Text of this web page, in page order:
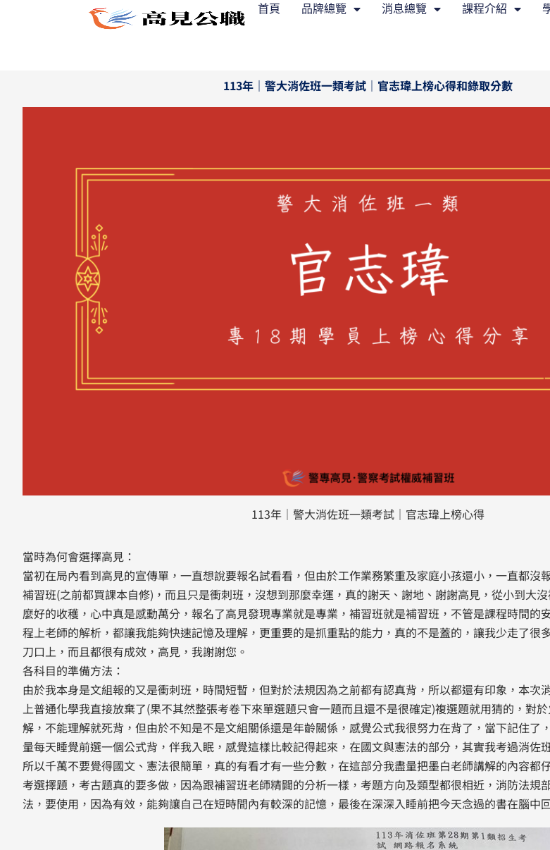
首頁 品牌總覽 消息總覽 課程介紹
113年｜警大消佐班一類考試｜官志瑋上榜心得和錄取分數
113年｜警大消佐班一類考試｜官志瑋上榜心得
當時為何會選擇高見：
當初在局內看到高見的宣傳單，一直想說要報名試看看，但由於工作業務繁重及家庭小孩還小，一直都沒
補習班(之前都買課本自修)，而且只是衝刺班，沒想到那麼幸運，真的謝天、謝地、謝謝高見，從小到大
麼好的收穫，心中真是感動萬分，報名了高見發現專業就是專業，補習班就是補習班，不管是課程時間的
程上老師的解析，都讓我能夠快速記憶及理解，更重要的是抓重點的能力，真的不是蓋的，讓我少走了很
刀口上，而且都很有成效，高見，我謝謝您。
各科目的準備方法：
由於我本身是文組報的又是衝刺班，時間短暫，但對於法規因為之前都有認真背，所以都還有印象，本次
上普通化學我直接放棄了(果不其然整張考卷下來單選題只會一題而且還不是很確定)複選題就用猜的，對
解，不能理解就死背，但由於不知是不是文組關係還是年齡關係，感覺公式我很努力在背了，當下記住了
量每天睡覺前選一個公式背，伴我入眠，感覺這樣比較記得起來，在國文與憲法的部分，其實我考過消佐
所以千萬不要覺得國文、憲法很簡單，真的有看才有一些分數，在這部分我盡量把墨白老師講解的內容都
考選擇題，考古題真的要多做，因為跟補習班老師精闢的分析一樣，考題方向及類型都很相近，消防法規
法，要使用，因為有效，能夠讓自己在短時間內有較深的記憶，最後在深深入睡前把今天念過的書在腦中